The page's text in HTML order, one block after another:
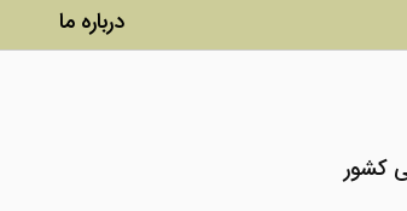
درباره ما
کشور